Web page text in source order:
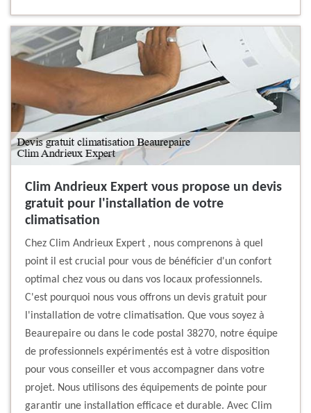
Clim Andrieux Expert vous propose un devis
gratuit pour l'installation de votre
climatisation
Chez Clim Andrieux Expert , nous comprenons à quel
point il est crucial pour vous de bénéficier d'un confort
optimal chez vous ou dans vos locaux professionnels.
C'est pourquoi nous vous offrons un devis gratuit pour
l'installation de votre climatisation. Que vous soyez à
Beaurepaire ou dans le code postal 38270, notre équipe
de professionnels expérimentés est à votre disposition
pour vous conseiller et vous accompagner dans votre
projet. Nous utilisons des équipements de pointe pour
garantir une installation efficace et durable. Avec Clim